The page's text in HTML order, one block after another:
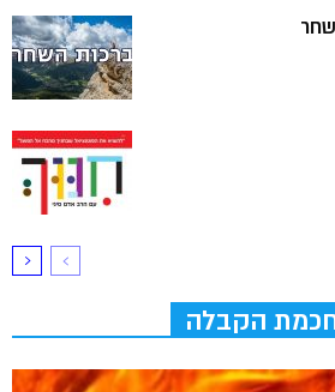
הקבלה